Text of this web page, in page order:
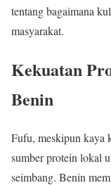
tentang bagaimana
masyarakat.
Kekuatan
Benin
Fufu, meskipun kaya
sumber protein lokal
seimbang. Benin